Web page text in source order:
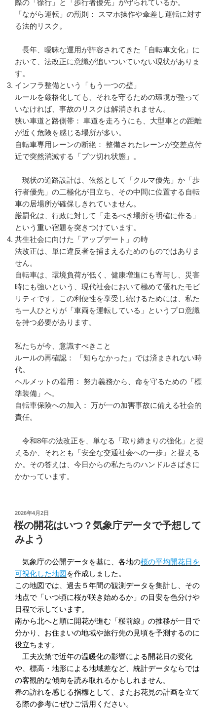
際の「徐行」と「歩行者優先」が守られているか。
「ながら運転」の罰則： スマホ操作や傘差し運転に対す
る法的リスク。
長年、曖昧な運用が許容されてきた「自転車文化」に
おいて、法改正に意識が追いついていない現状がありま
す。
インフラ整備という「もう一つの壁」
ルールを厳格化しても、それを守るための環境が整って
いなければ、事故のリスクは解消されません。
狭い車道と路側帯： 車道を走ろうにも、大型車との距離
が近く危険を感じる場所が多い。
自転車専用レーンの断絶： 整備されたレーンが交差点付
近で突然消滅する「ブツ切れ状態」。
現状の道路設計は、依然として「クルマ優先」か「歩
行者優先」の二極化が目立ち、その中間に位置する自転
車の居場所が確保しきれていません。
厳罰化は、行政に対して「走るべき場所を明確に作る」
という重い宿題を突きつけています。
共生社会に向けた「アップデート」の時
法改正は、単に違反者を捕まえるためのものではありま
せん。
自転車は、環境負荷が低く、健康増進にも寄与し、災害
時にも強いという、現代社会において極めて優れたモビ
リティです。この利便性を享受し続けるためには、私た
ち一人ひとりが「車両を運転している」というプロ意識
を持つ必要があります。
私たちが今、意識すべきこと
ルールの再確認： 「知らなかった」では済まされない時
代。
ヘルメットの着用： 努力義務から、命を守るための「標
準装備」へ。
自転車保険への加入： 万が一の加害事故に備える社会的
責任。
令和8年の法改正を、単なる「取り締まりの強化」と捉
えるか、それとも「安全な交通社会への一歩」と捉える
か。その答えは、今日からの私たちのハンドルさばきに
かかっています。
投
稿
日:
2026年4月2日
桜の開花はいつ？気象庁データで予想して
みよう
気象庁の公開データを基に、各地の桜の平均開花日を
可視化した地図を作成しました。
この地図では、過去５年間の観測データを集計し、その
地点で「いつ頃に桜が咲き始めるか」の目安を色分けや
日程で示しています。
南から北へと順に開花が進む「桜前線」の推移が一目で
分かり、お住まいの地域や旅行先の見頃を予測するのに
役立ちます。
工夫次第で近年の温暖化の影響による開花日の変化
や、標高・地形による地域差など、統計データならでは
の客観的な傾向を読み取れるかもしれません。
春の訪れを感じる指標として、またお花見の計画を立て
る際の参考にぜひご活用ください。